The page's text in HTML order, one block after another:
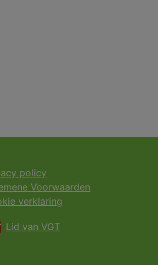
policy
Voorwaarden
verklaring
Lid van VGT